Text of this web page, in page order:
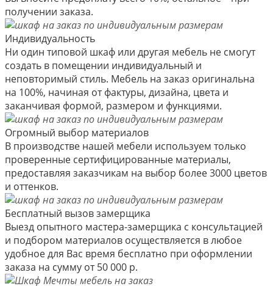
получении заказа.
Индивидуальность
Ни один типовой шкаф или другая мебель не смогут
создать в помещении индивидуальный и
неповторимый стиль. Мебель на заказ оригинальна
на 100%, начиная от фактуры, дизайна, цвета и
заканчивая формой, размером и функциями.
Огромный выбор материалов
В производстве нашей мебели используем только
проверенные сертифицированные материалы,
предоставляя заказчикам на выбор более 3000 цветов
и оттенков.
Бесплатный вызов замерщика
Выезд опытного мастера-замерщика с консультацией
и подбором материалов осуществляется в любое
удобное для Вас время бесплатно при оформлении
заказа на сумму от 50 000 р.